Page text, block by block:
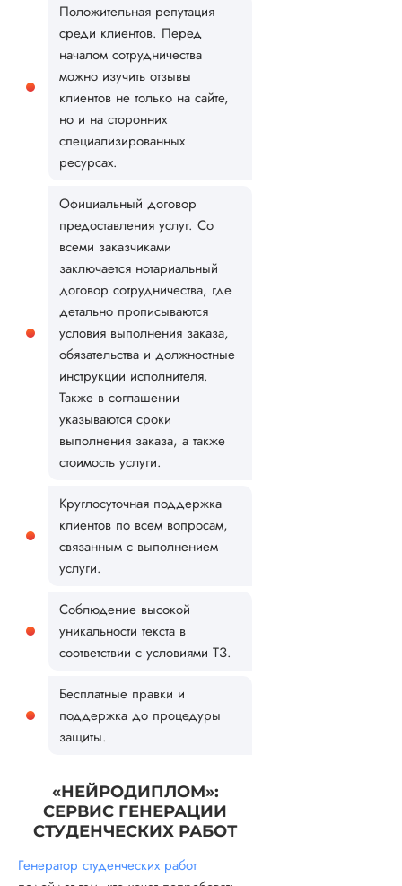
Положительная репутация
среди клиентов. Перед
началом сотрудничества
можно изучить отзывы
клиентов не только на сайте,
но и на сторонних
специализированных
ресурсах.
Официальный договор
предоставления услуг. Со
всеми заказчиками
заключается нотариальный
договор сотрудничества, где
детально прописываются
условия выполнения заказа,
обязательства и должностные
инструкции исполнителя.
Также в соглашении
указываются сроки
выполнения заказа, а также
стоимость услуги.
Круглосуточная поддержка
клиентов по всем вопросам,
связанным с выполнением
услуги.
Соблюдение высокой
уникальности текста в
соответствии с условиями ТЗ.
Бесплатные правки и
поддержка до процедуры
защиты.
«НЕЙРОДИПЛОМ»:
СЕРВИС ГЕНЕРАЦИИ
СТУДЕНЧЕСКИХ РАБОТ
Генератор студенческих работ